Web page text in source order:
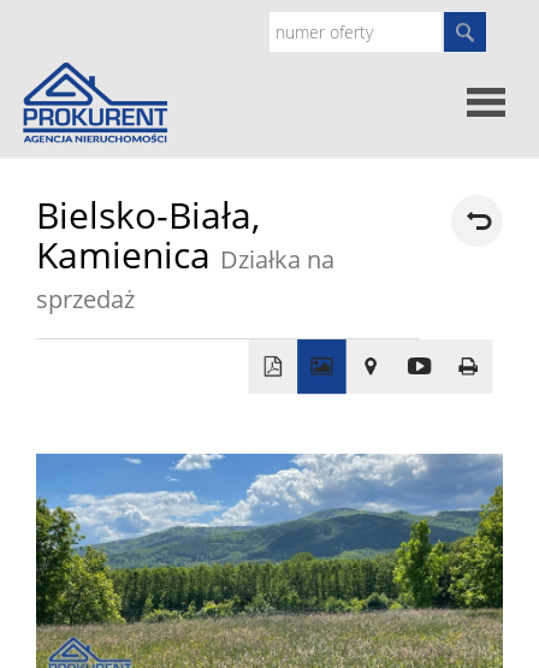
nas
Zgłoś
Zgłoś
ofertę
Bielsko-Biała,
Kamienica Działka na
sprzedaż
−